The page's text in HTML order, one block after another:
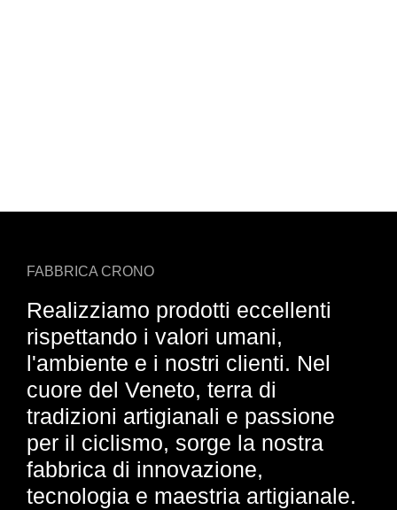
FABBRICA CRONO
Realizziamo prodotti eccellenti
rispettando i valori umani,
l'ambiente e i nostri clienti. Nel
cuore del Veneto, terra di
tradizioni artigianali e passione
per il ciclismo, sorge la nostra
fabbrica di innovazione,
tecnologia e maestria artigianale.